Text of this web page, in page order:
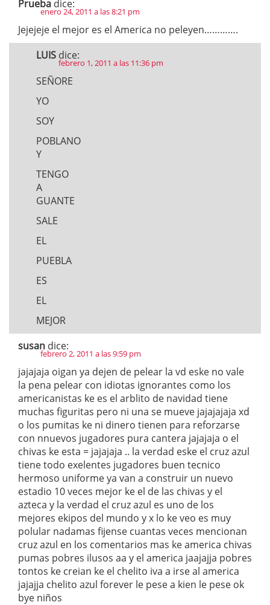
Prueba dice:
enero 24, 2011 a las 8:21 pm
Jejejeje el mejor es el America no peleyen………….
LUIS dice:
febrero 1, 2011 a las 11:36 pm
SEÑORE
YO
SOY
POBLANO
Y
TENGO
A
GUANTE
SALE
EL
PUEBLA
ES
EL
MEJOR
susan dice:
febrero 2, 2011 a las 9:59 pm
jajajaja oigan ya dejen de pelear la vd eske no vale
la pena pelear con idiotas ignorantes como los
americanistas ke es el arblito de navidad tiene
muchas figuritas pero ni una se mueve jajajajaja xd
o los pumitas ke ni dinero tienen para reforzarse
con nnuevos jugadores pura cantera jajajaja o el
chivas ke esta = jajajaja .. la verdad eske el cruz azul
tiene todo exelentes jugadores buen tecnico
hermoso uniforme ya van a construir un nuevo
estadio 10 veces mejor ke el de las chivas y el
azteca y la verdad el cruz azul es uno de los
mejores ekipos del mundo y x lo ke veo es muy
polular nadamas fijense cuantas veces mencionan
cruz azul en los comentarios mas ke america chivas
pumas pobres ilusos aa y el america jaajajja pobres
tontos ke creian ke el chelito iva a irse al america
jajajja chelito azul forever le pese a kien le pese ok
bye niños